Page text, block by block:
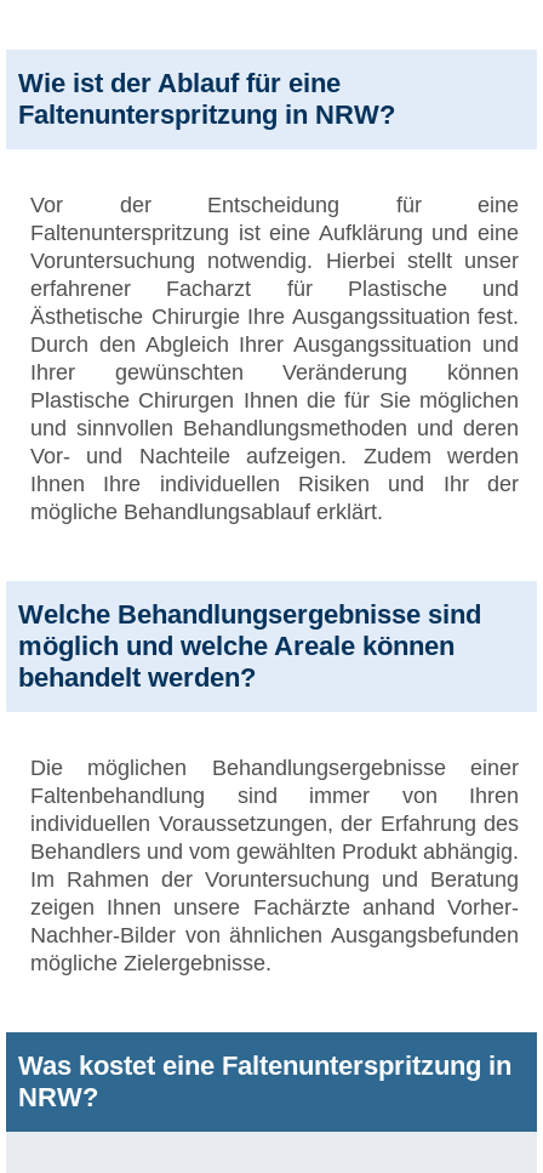
Wie ist der Ablauf für eine
Faltenunterspritzung in NRW?
Vor der Entscheidung für eine
Faltenunterspritzung ist eine Aufklärung und eine
Voruntersuchung notwendig. Hierbei stellt unser
erfahrener Facharzt für Plastische und
Ästhetische Chirurgie Ihre Ausgangssituation fest.
Durch den Abgleich Ihrer Ausgangssituation und
Ihrer gewünschten Veränderung können
Plastische Chirurgen Ihnen die für Sie möglichen
und sinnvollen Behandlungsmethoden und deren
Vor- und Nachteile aufzeigen. Zudem werden
Ihnen Ihre individuellen Risiken und Ihr der
mögliche Behandlungsablauf erklärt.
Welche Behandlungsergebnisse sind
möglich und welche Areale können
behandelt werden?
Die möglichen Behandlungsergebnisse einer
Faltenbehandlung sind immer von Ihren
individuellen Voraussetzungen, der Erfahrung des
Behandlers und vom gewählten Produkt abhängig.
Im Rahmen der Voruntersuchung und Beratung
zeigen Ihnen unsere Fachärzte anhand Vorher-
Nachher-Bilder von ähnlichen Ausgangsbefunden
mögliche Zielergebnisse.
Was kostet eine Faltenunterspritzung in
NRW?